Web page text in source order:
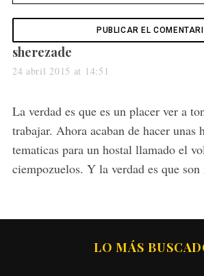
s
a
s
:
sherezade
24 abril 2015 at 14:51
La verdad es que es un placer ver a
trabajar. Ahora acaban de hacer unas
tematicas para un hostal llamado el
ciempozuelos. Y la verdad es que
LO MÁS